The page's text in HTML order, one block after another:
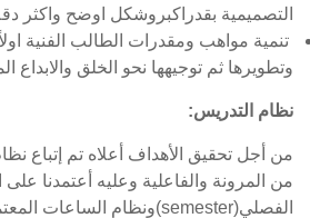
التصميمية بقدراكبروشكل اوضح واكثر
تنمية مواهب ومقدرات الطالب الفنية
وتطويرها ثم توجيهها نحو الخلق والابداع
نظام التدريس:
من أجل تحقيق الأهداف أعلاه تم إتباع
من المرونة والفاعلية وعليه أعتمدنا على